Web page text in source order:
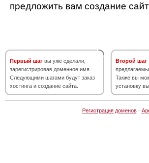
предложить вам создание
Первый шаг вы уже сделали,
зарегистрировав доменное имя.
Следующими шагами будут заказ
хостинга и создание сайта.
Второй шаг
Также вы
установку
Регистрация доменов·